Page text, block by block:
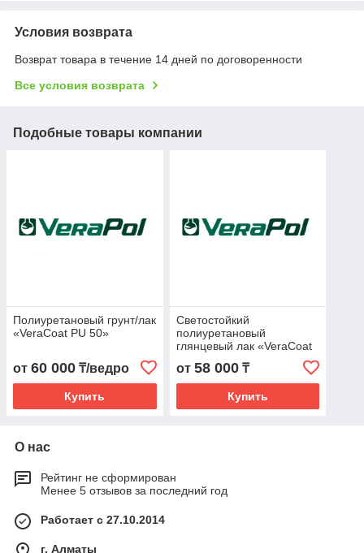
Условия возврата
Возврат товара в течение 14 дней по договоренности
Все условия возврата
Подобные товары компании
Полиуретановый грунт/лак
«VeraCoat PU 50»
от 60 000 ₸/ведро
Купить
Светостойкий
полиуретановый
глянцевый лак «VeraCoat
от 58 000₸
Купить
О нас
Рейтинг не сформирован
Менее 5 отзывов за последний год
Работает с 27.10.2014
г. Алматы